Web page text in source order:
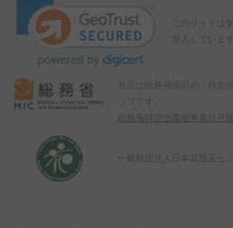
このサイトは
導入しています
当店は総務省認可の「特定
総務省特定信書便事業許可状